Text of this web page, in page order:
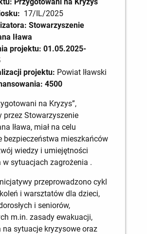
17/IL/2025
Stowarzyszenie
Iława
projektu: 01.05.2025-
projektu: Powiat Iławski
4500
na Kryzys”,
przez Stowarzyszenie
Iława, miał na celu
bezpieczeństwa mieszkańców
wiedzy i umiejętności
w sytuacjach zagrożenia .
przeprowadzono cykl
i warsztatów dla dzieci,
i seniorów,
m.in. zasady ewakuacji,
na sytuacje kryzysowe oraz